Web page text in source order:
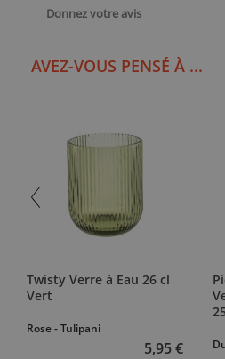
Donnez votre avis
AVEZ-VOUS PENSÉ À ...
Twisty Verre à Eau 26 cl
Vert
Rose - Tulipani
5,95 €